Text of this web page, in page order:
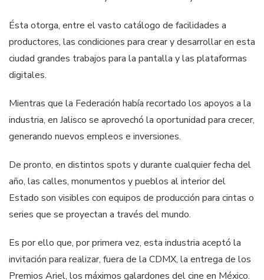
Ésta otorga, entre el vasto catálogo de facilidades a
productores, las condiciones para crear y desarrollar en esta
ciudad grandes trabajos para la pantalla y las plataformas
digitales.
Mientras que la Federación había recortado los apoyos a la
industria, en Jalisco se aprovechó la oportunidad para crecer,
generando nuevos empleos e inversiones.
De pronto, en distintos spots y durante cualquier fecha del
año, las calles, monumentos y pueblos al interior del
Estado son visibles con equipos de producción para cintas o
series que se proyectan a través del mundo.
Es por ello que, por primera vez, esta industria aceptó la
invitación para realizar, fuera de la CDMX, la entrega de los
Premios Ariel, los máximos galardones del cine en México.